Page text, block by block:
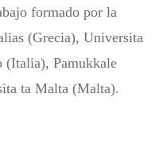
formado por la
(Grecia), Universita
(Italia), Pamukkale
ta Malta (Malta).